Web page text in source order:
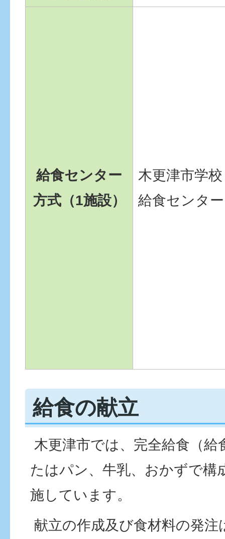
給食センター
方式（1施設）
木更津市学校
給食センター
給食の献立
木更津市では、完全給食（給
たはパン、牛乳、おかずで構
施しています。
献立の作成及び食材料の発注